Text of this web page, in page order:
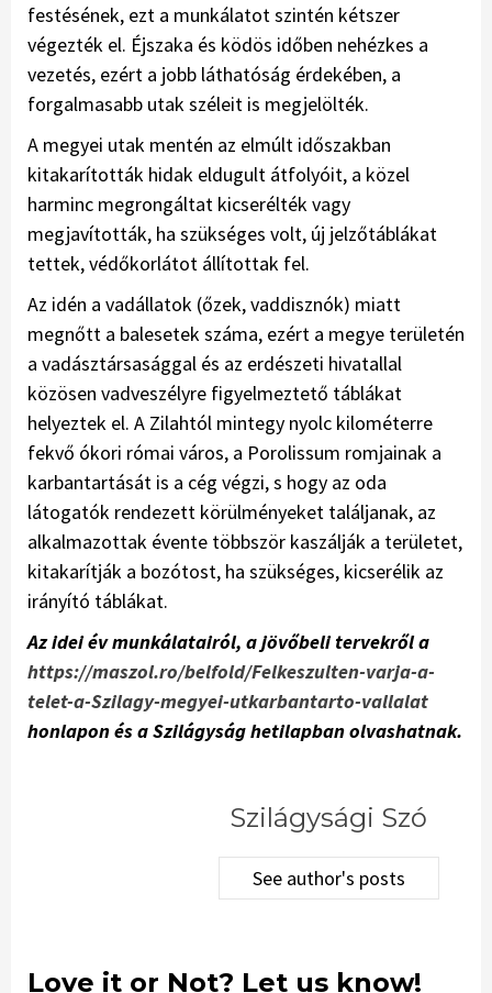
festésének, ezt a munkálatot szintén kétszer
végezték el. Éjszaka és ködös időben nehézkes a
vezetés, ezért a jobb láthatóság érdekében, a
forgalmasabb utak széleit is megjelölték.
A megyei utak mentén az elmúlt időszakban
kitakarították hidak eldugult átfolyóit, a közel
harminc megrongáltat kicserélték vagy
megjavították, ha szükséges volt, új jelzőtáblákat
tettek, védőkorlátot állítottak fel.
Az idén a vadállatok (őzek, vaddisznók) miatt
megnőtt a balesetek száma, ezért a megye területén
a vadásztársasággal és az erdészeti hivatallal
közösen vadveszélyre figyelmeztető táblákat
helyeztek el. A Zilahtól mintegy nyolc kilométerre
fekvő ókori római város, a Porolissum romjainak a
karbantartását is a cég végzi, s hogy az oda
látogatók rendezett körülményeket találjanak, az
alkalmazottak évente többször kaszálják a területet,
kitakarítják a bozótost, ha szükséges, kicserélik az
irányító táblákat.
Az idei év munkálatairól, a jövőbeli tervekről a
https://maszol.ro/belfold/Felkeszulten-varja-a-
telet-a-Szilagy-megyei-utkarbantarto-vallalat
honlapon és a Szilágyság hetilapban olvashatnak.
Szilágysági Szó
See author's posts
Love it or Not? Let us know!